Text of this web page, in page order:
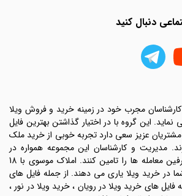
دنبال کنید
مجرب خود در زمینه خرید و فروش ویلا
این گروه با در اختیار گذاشتن بهترین فایل
مشتریان عزیز سعی دارد تجربه خوبی از خرید ملک
مدیریت و کارشناسان این مجموعه همواره در
تلاش هستند رضایت طرفین معامله ها را تامین کنند. املاک موسوی با 18
در خرید ویلا یاری می دهند. از جمله فایل های
های خرید ویلا در رویان ، خرید ویلا در نور ،